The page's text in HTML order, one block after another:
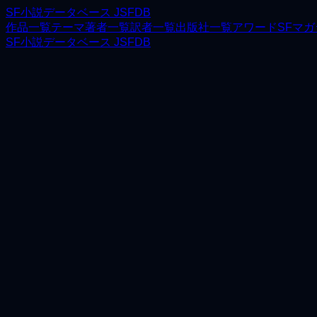
SF小説データベース JSFDB
作品一覧テーマ著者一覧訳者一覧出版社一覧アワードSFマガ
SF小説データベース JSFDB